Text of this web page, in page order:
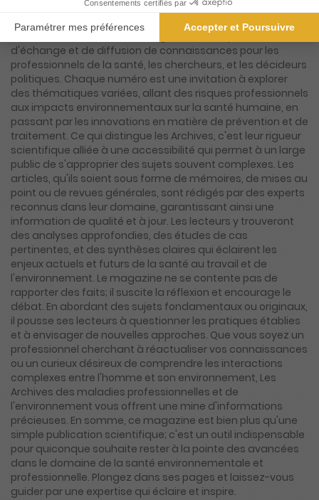
incontournable dans le paysage de la presse scientifique
française. Ce magazine, à la croisée des chemins entre la
médecine du travail et l'écologie, offre une plateforme
d'échange et de diffusion de connaissances pour les
professionnels de la santé, les chercheurs, et les décideurs
politiques. Chaque numéro est une invitation à explorer
des thématiques variées, allant des risques professionnels
aux impacts environnementaux sur la santé humaine, en
passant par les innovations en matière de prévention et de
traitement. Ce qui distingue les Archives, c'est leur rigueur
scientifique alliée à une accessibilité qui permet à un large
public de s'approprier des sujets souvent complexes. Les
articles, qu'ils soient sous forme de mémoires, de mises au
point ou de revues générales, sont rédigés par des experts
reconnus dans leur domaine, garantissant ainsi une
information de qualité et à jour. Les lecteurs y trouveront
des analyses approfondies, des études de cas
pertinentes, et des synthèses claires qui éclairent les
enjeux actuels et futurs de la santé au travail et de
l'environnement. Le magazine ne se contente pas de
rapporter des faits; il suscite la réflexion et encourage le
débat. En abordant des sujets fondamentaux ou originaux,
il pousse ses lecteurs à questionner les pratiques établies
et à envisager de nouvelles approches. Que vous soyez un
professionnel cherchant à réactualiser vos connaissances
ou un curieux désireux de comprendre les interactions
complexes entre l'homme et son environnement, Les
Archives des maladies professionnelles et de
l'environnement vous offrent une mine d'informations
précieuses. En somme, ce magazine est bien plus qu'une
simple publication scientifique; c'est un outil indispensable
pour quiconque souhaite rester à la pointe des avancées
dans le domaine de la santé environnementale et
professionnelle. Plongez dans ses pages et laissez-vous
guider par une expertise qui éclaire et inspire.